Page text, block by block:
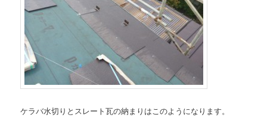
ケラバ水切りとスレート瓦の納まりはこのようになります。